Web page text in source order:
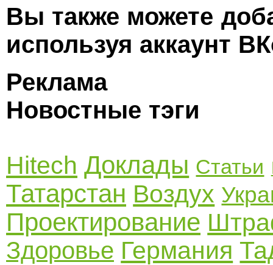
Вы также можете
используя аккаунт
Реклама
Новостные тэги
Hitech Доклады Статьи
Татарстан Воздух
Проектирование
Здоровье Германия